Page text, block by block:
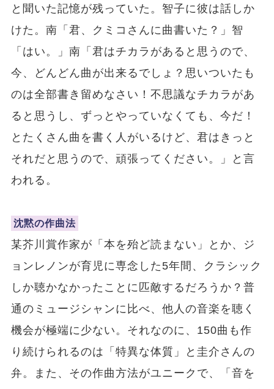
と聞いた記憶が残っていた。智子に彼は話しか
けた。南「君、クミコさんに曲書いた？」智
「はい。」南「君はチカラがあると思うので、
今、どんどん曲が出来るでしょ？思いついたも
のは全部書き留めなさい！不思議なチカラがあ
ると思うし、ずっとやっていなくても、今だ！
とたくさん曲を書く人がいるけど、君はきっと
それだと思うので、頑張ってください。」と言
われる。
沈黙の作曲法
某芥川賞作家が「本を殆ど読まない」とか、ジ
ョンレノンが育児に専念した5年間、クラシック
しか聴かなかったことに匹敵するだろうか？普
通のミュージシャンに比べ、他人の音楽を聴く
機会が極端に少ない。それなのに、150曲も作
り続けられるのは「特異な体質」と圭介さんの
弁。また、その作曲方法がユニークで、「音を